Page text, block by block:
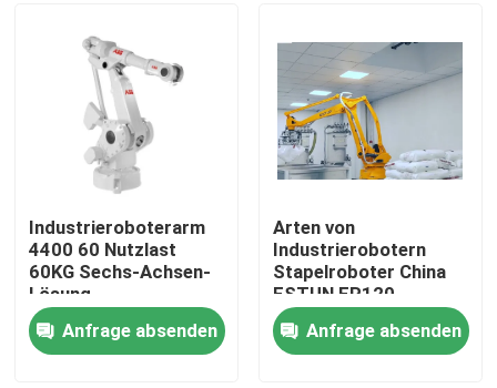
Videos
VR-Show
Über uns
Werksbesichtigung
Industrieroboterarm
4400 60 Nutzlast
60KG Sechs-Achsen-
Lösung
Anfrage absenden
Arten von
Industrierobotern
Stapelroboter China
ESTUN ER120
Anfrage absenden